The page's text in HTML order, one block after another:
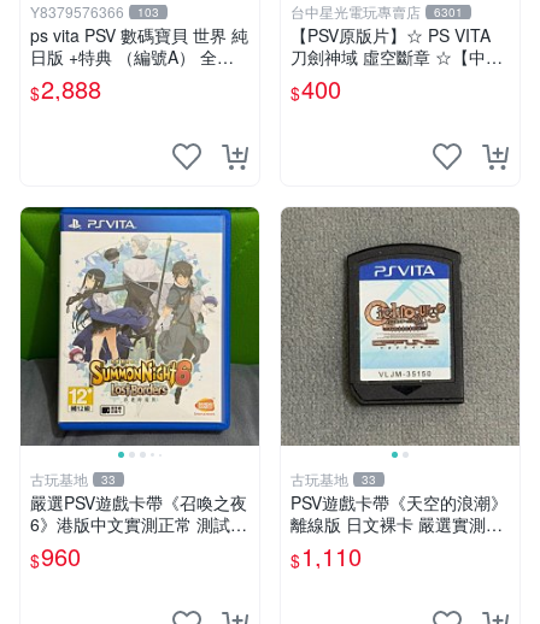
Y8379576366 103
ps vita PSV 數碼寶貝 世界 純
日版 +特典 （編號A） 全新
未拆
$2,888
台中星光電玩專賣店 6301
【PSV原版片】☆ PS VITA
刀劍神域 虛空斷章 ☆【中文
版 中古二手商品】台中星光
電玩
$400
古玩基地 33
嚴選PSV遊戲卡帶《召喚之夜
6》港版中文實測正常 測試完
好 古董機型珍藏 psv 召喚之
夜 港版中文
$960
古玩基地 33
PSV遊戲卡帶《天空的浪潮》
離線版 日文裸卡 嚴選實測無
誤 正規索尼平臺專用 卡帶限
量出售 不退不換 天空的浪潮
$1,110